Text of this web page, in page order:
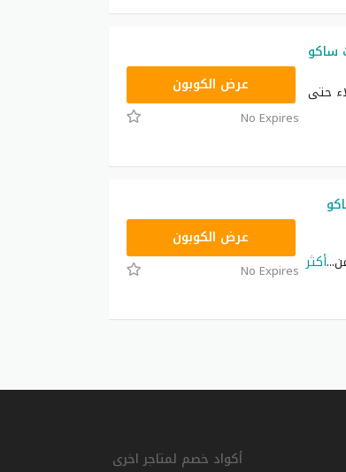
ساكو
حتى
عرض الكوبون
No Expires
...أكثر
عرض الكوبون
No Expires
أكواد خصم لمتاجر اخرى